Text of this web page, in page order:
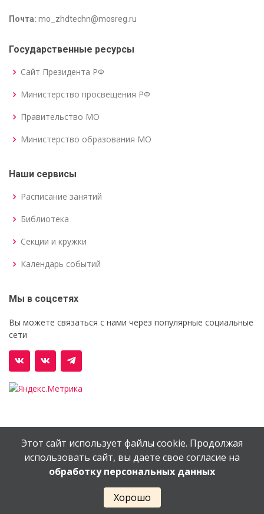
Почта: mo_zhdtechn@mosreg.ru
Государственные ресурсы
Сайт Президента РФ
Министерство просвещения РФ
Правительство МО
Министерство образования МО
Наши сервисы
Расписание занятий
Библиотека
Секции и кружки
Календарь событий
Мы в соцсетях
Вы можете связаться с нами через популярные социальные
сети
© Орехово-Зуевский железнодорожный техникум им.
В.И.Бондаренко
Сайт создан вEV-DV.RU
Этот сайт использует файлы cookie. Продолжая
использовать сайт, вы даете свое согласие на
обработку персональных данных
Хорошо